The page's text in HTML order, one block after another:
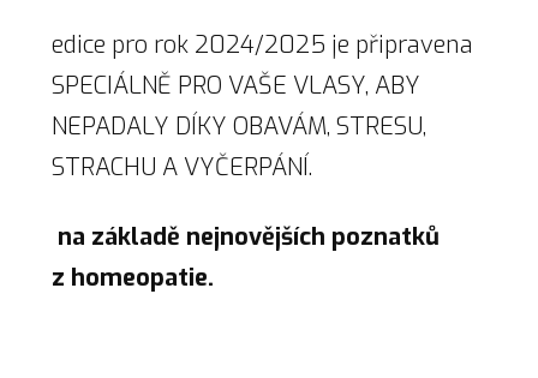
edice pro rok 2024/2025 je připravena
SPECIÁLNĚ PRO VAŠE VLASY, ABY
NEPADALY DÍKY OBAVÁM, STRESU,
STRACHU A VYČERPÁNÍ.
na základě nejnovějších poznatků
z homeopatie.